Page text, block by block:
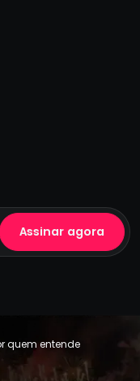
Assinar agora
quem entende